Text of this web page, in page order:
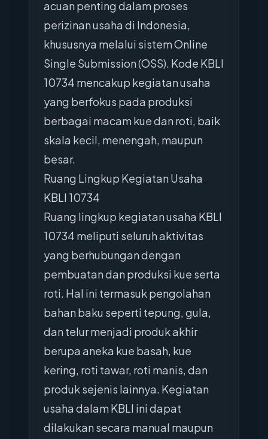
acuan penting dalam proses
perizinan usaha di Indonesia,
khususnya melalui sistem Online
Single Submission (OSS). Kode KBLI
10734 mencakup kegiatan usaha
yang berfokus pada produksi
berbagai macam kue dan roti, baik
skala kecil, menengah, maupun
besar.
Ruang Lingkup Kegiatan Usaha
KBLI 10734
Ruang lingkup kegiatan usaha KBLI
10734 meliputi seluruh aktivitas
yang berhubungan dengan
pembuatan dan produksi kue serta
roti. Hal ini termasuk pengolahan
bahan baku seperti tepung, gula,
dan telur menjadi produk akhir
berupa aneka kue basah, kue
kering, roti tawar, roti manis, dan
produk sejenis lainnya. Kegiatan
usaha dalam KBLI ini dapat
dilakukan secara manual maupun